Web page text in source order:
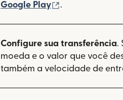
Google Play
.
Configure sua transferência.
moeda e o valor que você
também a velocidade de